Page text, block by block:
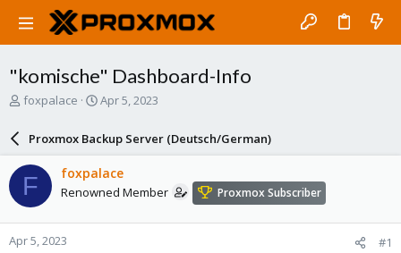
"komische" Dashboard-Info
T
a
d
s
t
a
r
foxpalace
S
a
r
d
a
e
Apr 5, 2023
Proxmox Backup Server (Deutsch/German)
F foxpalace
Renowned Member Proxmox Subscriber
Apr 5, 2023 #1